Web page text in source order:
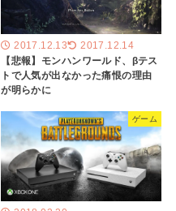
2017.12.13 2017.12.14
【悲報】モンハンワールド、βテス
トで人気が出なかった痛恨の理由
が明らかに
ゲーム